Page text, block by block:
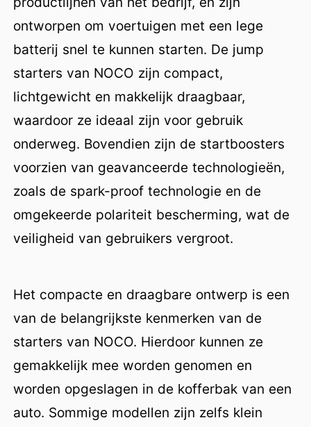
ontworpen om voertuigen met een lege
batterij snel te kunnen starten. De jump
starters van NOCO zijn compact,
lichtgewicht en makkelijk draagbaar,
waardoor ze ideaal zijn voor gebruik
onderweg. Bovendien zijn de startboosters
voorzien van geavanceerde technologieën,
zoals de spark-proof technologie en de
omgekeerde polariteit bescherming, wat de
veiligheid van gebruikers vergroot.
Het compacte en draagbare ontwerp is een
van de belangrijkste kenmerken van de
starters van NOCO. Hierdoor kunnen ze
gemakkelijk mee worden genomen en
worden opgeslagen in de kofferbak van een
auto. Sommige modellen zijn zelfs klein